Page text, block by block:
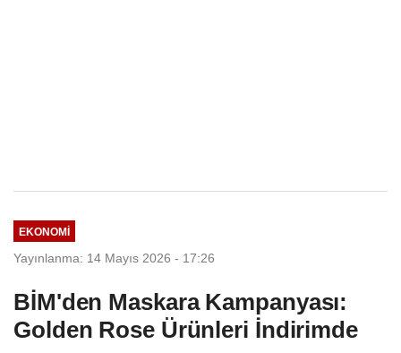
EKONOMI
Yayınlanma: 14 Mayıs 2026 - 17:26
BİM'den Maskara Kampanyası:
Golden Rose Ürünleri İndirimde